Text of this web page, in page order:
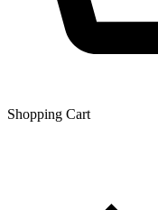
Shopping Сart